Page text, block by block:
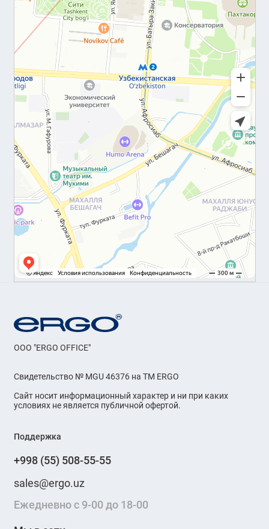
OOO "ERGO OFFICE"
Свидетельство № MGU 46376 на ТМ ERGO
Сайт носит информационный характер и ни при каких
условиях не является публичной офертой.
Поддержка
+998 (55) 508-55-55
sales@ergo.uz
Ежедневно с 9-00 до 18-00